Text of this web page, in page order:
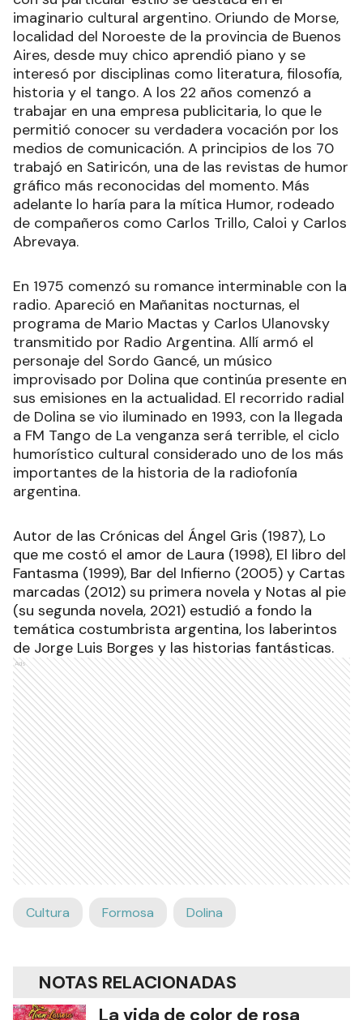
imaginario cultural argentino. Oriundo de Morse,
localidad del Noroeste de la provincia de Buenos
Aires, desde muy chico aprendió piano y se
interesó por disciplinas como literatura, filosofía,
historia y el tango. A los 22 años comenzó a
trabajar en una empresa publicitaria, lo que le
permitió conocer su verdadera vocación por los
medios de comunicación. A principios de los 70
trabajó en Satiricón, una de las revistas de humor
gráfico más reconocidas del momento. Más
adelante lo haría para la mítica Humor, rodeado
de compañeros como Carlos Trillo, Caloi y Carlos
Abrevaya.
En 1975 comenzó su romance interminable con la
radio. Apareció en Mañanitas nocturnas, el
programa de Mario Mactas y Carlos Ulanovsky
transmitido por Radio Argentina. Allí armó el
personaje del Sordo Gancé, un músico
improvisado por Dolina que continúa presente en
sus emisiones en la actualidad. El recorrido radial
de Dolina se vio iluminado en 1993, con la llegada
a FM Tango de La venganza será terrible, el ciclo
humorístico cultural considerado uno de los más
importantes de la historia de la radiofonía
argentina.
Autor de las Crónicas del Ángel Gris (1987), Lo
que me costó el amor de Laura (1998), El libro del
Fantasma (1999), Bar del Infierno (2005) y Cartas
marcadas (2012) su primera novela y Notas al pie
(su segunda novela, 2021) estudió a fondo la
temática costumbrista argentina, los laberintos
de Jorge Luis Borges y las historias fantásticas.
Ads
Cultura Formosa Dolina
NOTAS RELACIONADAS
La vida de color de rosa